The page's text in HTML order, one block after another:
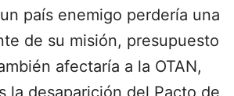
país enemigo perdería una
de su misión, presupuesto
afectaría a la OTAN,